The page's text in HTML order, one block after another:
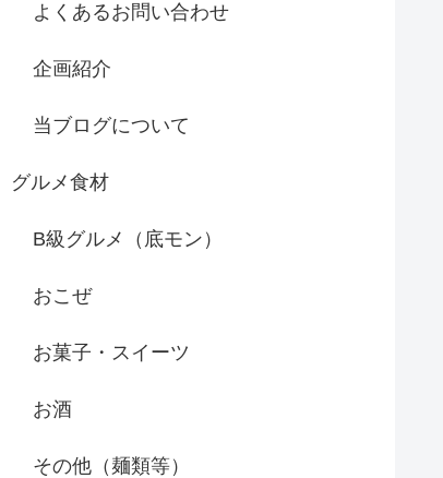
よくあるお問い合わせ
企画紹介
当ブログについて
グルメ食材
B級グルメ（底モン）
おこぜ
お菓子・スイーツ
お酒
その他（麺類等）